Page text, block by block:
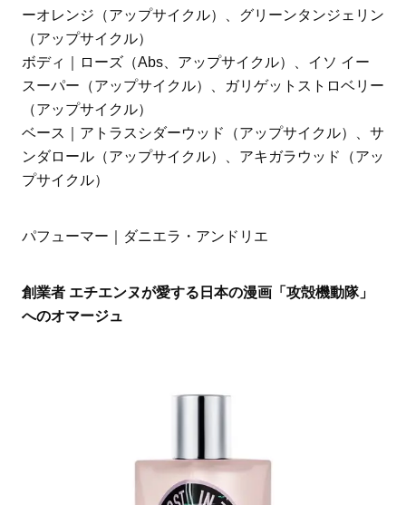
ーオレンジ（アップサイクル）、グリーンタンジェリン
（アップサイクル）
ボディ｜ローズ（Abs、アップサイクル）、イソ イー
スーパー（アップサイクル）、ガリゲットストロベリー
（アップサイクル）
ベース｜アトラスシダーウッド（アップサイクル）、サ
ンダロール（アップサイクル）、アキガラウッド（アッ
プサイクル）
パフューマー｜ダニエラ・アンドリエ
創業者 エチエンヌが愛する日本の漫画「攻殻機動隊」
へのオマージュ